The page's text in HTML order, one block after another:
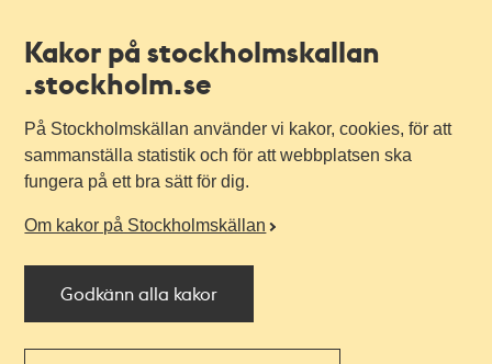
Kakor på stockholmskallan
.stockholm.se
På Stockholmskällan använder vi kakor, cookies, för att
sammanställa statistik och för att webbplatsen ska
fungera på ett bra sätt för dig.
Om kakor på Stockholmskällan
Godkänn alla kakor